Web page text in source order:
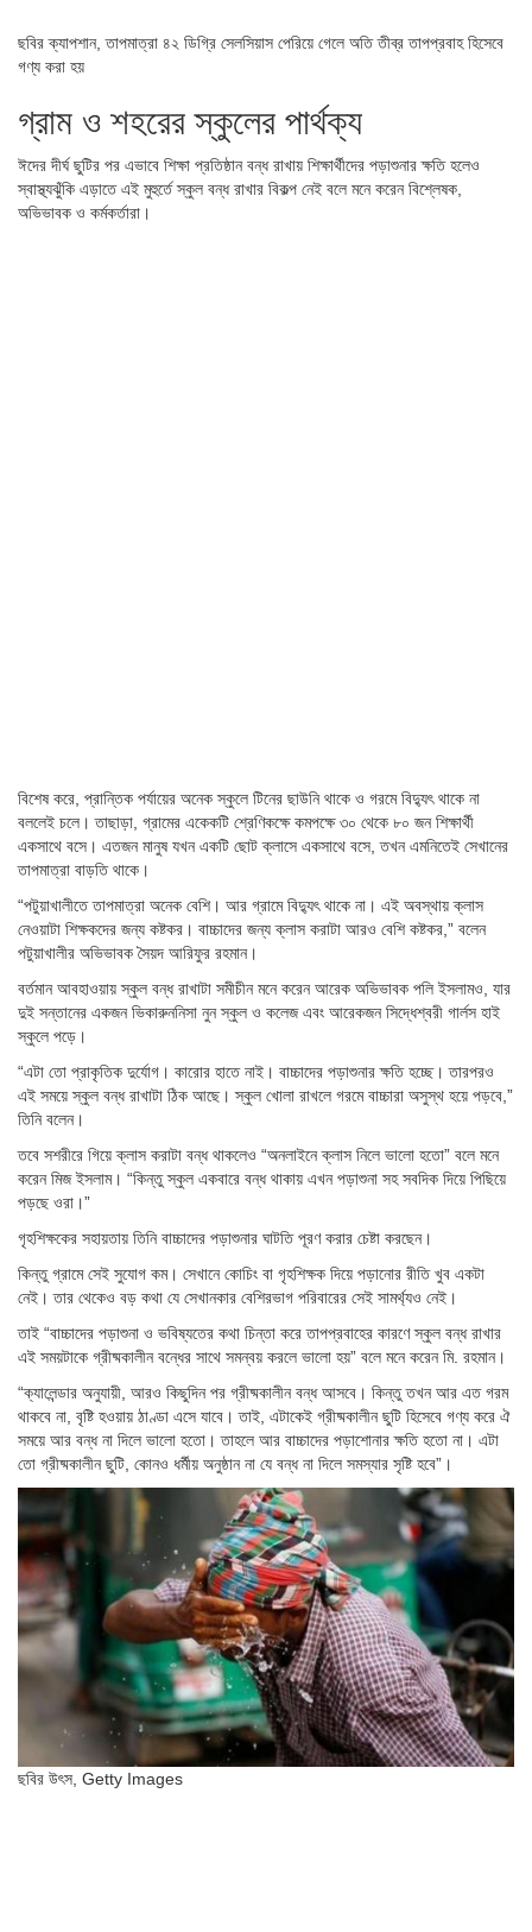
ছবির ক্যাপশান,তাপমাত্রা ৪২ ডিগ্রি সেলসিয়াস পেরিয়ে গেলে অতি তীব্র তাপপ্রবাহ হিসেবে
গণ্য করা হয়
গ্রাম ও শহরের স্কুলের পার্থক্য
ঈদের দীর্ঘ ছুটির পর এভাবে শিক্ষা প্রতিষ্ঠান বন্ধ রাখায় শিক্ষার্থীদের পড়াশুনার ক্ষতি হলেও
স্বাস্থ্যঝুঁকি এড়াতে এই মুহুর্তে স্কুল বন্ধ রাখার বিকল্প নেই বলে মনে করেন বিশ্লেষক,
অভিভাবক ও কর্মকর্তারা।
বিশেষ করে, প্রান্তিক পর্যায়ের অনেক স্কুলে টিনের ছাউনি থাকে ও গরমে বিদ্যুৎ থাকে না
বললেই চলে। তাছাড়া, গ্রামের একেকটি শ্রেণিকক্ষে কমপক্ষে ৩০ থেকে ৮০ জন শিক্ষার্থী
একসাথে বসে। এতজন মানুষ যখন একটি ছোট ক্লাসে একসাথে বসে, তখন এমনিতেই সেখানের
তাপমাত্রা বাড়তি থাকে।
“পটুয়াখালীতে তাপমাত্রা অনেক বেশি। আর গ্রামে বিদ্যুৎ থাকে না। এই অবস্থায় ক্লাস
নেওয়াটা শিক্ষকদের জন্য কষ্টকর। বাচ্চাদের জন্য ক্লাস করাটা আরও বেশি কষ্টকর,” বলেন
পটুয়াখালীর অভিভাবক সৈয়দ আরিফুর রহমান।
বর্তমান আবহাওয়ায় স্কুল বন্ধ রাখাটা সমীচীন মনে করেন আরেক অভিভাবক পলি ইসলামও, যার
দুই সন্তানের একজন ভিকারুননিসা নুন স্কুল ও কলেজ এবং আরেকজন সিদ্ধেশ্বরী গার্লস হাই
স্কুলে পড়ে।
“এটা তো প্রাকৃতিক দুর্যোগ। কারোর হাতে নাই। বাচ্চাদের পড়াশুনার ক্ষতি হচ্ছে। তারপরও
এই সময়ে স্কুল বন্ধ রাখাটা ঠিক আছে। স্কুল খোলা রাখলে গরমে বাচ্চারা অসুস্থ হয়ে পড়বে,”
তিনি বলেন।
তবে সশরীরে গিয়ে ক্লাস করাটা বন্ধ থাকলেও “অনলাইনে ক্লাস নিলে ভালো হতো” বলে মনে
করেন মিজ ইসলাম। “কিন্তু স্কুল একবারে বন্ধ থাকায় এখন পড়াশুনা সহ সবদিক দিয়ে পিছিয়ে
পড়ছে ওরা।”
গৃহশিক্ষকের সহায়তায় তিনি বাচ্চাদের পড়াশুনার ঘাটতি পূরণ করার চেষ্টা করছেন।
কিন্তু গ্রামে সেই সুযোগ কম। সেখানে কোচিং বা গৃহশিক্ষক দিয়ে পড়ানোর রীতি খুব একটা
নেই। তার থেকেও বড় কথা যে সেখানকার বেশিরভাগ পরিবারের সেই সামর্থ্যও নেই।
তাই “বাচ্চাদের পড়াশুনা ও ভবিষ্যতের কথা চিন্তা করে তাপপ্রবাহের কারণে স্কুল বন্ধ রাখার
এই সময়টাকে গ্রীষ্মকালীন বন্ধের সাথে সমন্বয় করলে ভালো হয়” বলে মনে করেন মি. রহমান।
“ক্যালেন্ডার অনুযায়ী, আরও কিছুদিন পর গ্রীষ্মকালীন বন্ধ আসবে। কিন্তু তখন আর এত গরম
থাকবে না, বৃষ্টি হওয়ায় ঠাণ্ডা এসে যাবে। তাই, এটাকেই গ্রীষ্মকালীন ছুটি হিসেবে গণ্য করে ঐ
সময়ে আর বন্ধ না দিলে ভালো হতো। তাহলে আর বাচ্চাদের পড়াশোনার ক্ষতি হতো না। এটা
তো গ্রীষ্মকালীন ছুটি, কোনও ধর্মীয় অনুষ্ঠান না যে বন্ধ না দিলে সমস্যার সৃষ্টি হবে”।
ছবির উৎস, Getty Images